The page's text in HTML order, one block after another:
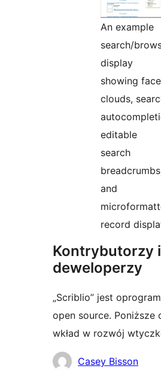
An example
search/
display
showing
clouds,
editable
search
and
record
Kontrybutorzy i
deweloperzy
„Scriblio” jest
open source. Poniższe
wkład w rozwój
Zaangażowani
Casey Bisson